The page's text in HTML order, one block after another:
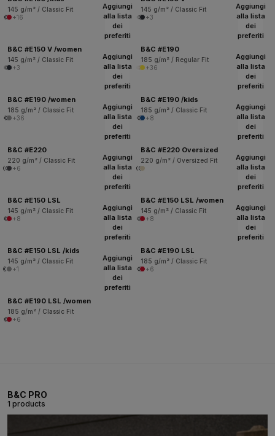
145 g/m² / Classic Fit
+16
145 g/m² / Classic Fit
+3
Aggiungi
alla lista
dei
preferiti
B&C #E150 V /women
145 g/m² / Classic Fit
+3
Aggiungi
alla lista
dei
preferiti
B&C #E190
185 g/m² / Regular Fit
+36
Aggiungi
alla lista
dei
preferiti
B&C #E190 /women
185 g/m² / Classic Fit
+36
Aggiungi
alla lista
dei
preferiti
B&C #E190 /kids
185 g/m² / Classic Fit
+8
Aggiungi
alla lista
dei
preferiti
B&C #E220
220 g/m² / Classic Fit
+6
Aggiungi
alla lista
dei
preferiti
B&C #E220 Oversized
220 g/m² / Oversized Fit
Aggiungi
alla lista
dei
preferiti
B&C #E150 LSL
145 g/m² / Classic Fit
+8
Aggiungi
alla lista
dei
preferiti
B&C #E150 LSL /women
145 g/m² / Classic Fit
+8
Aggiungi
alla lista
dei
preferiti
B&C #E150 LSL /kids
145 g/m² / Classic Fit
+1
Aggiungi
alla lista
dei
preferiti
B&C #E190 LSL
185 g/m² / Classic Fit
+6
Aggiungi
alla lista
dei
preferiti
B&C #E190 LSL /women
185 g/m² / Classic Fit
+6
B&C PRO
1 products